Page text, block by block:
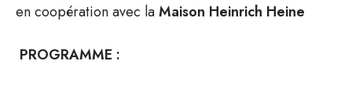
en coopération avec laMaison Heinrich Heine
PROGRAMME :